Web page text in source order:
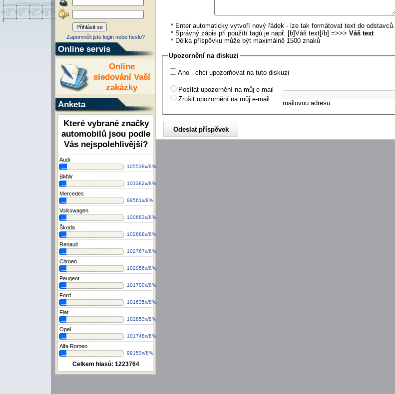
Zapomněli jste login nebo heslo?
Online servis
Online
sledování Vaší
zakázky
Anketa
Které vybrané značky
automobilů jsou podle
Vás nejspolehlivější?
Audi
105538x/9%
BMW
103382x/8%
Mercedes
99561x/8%
Volkswagen
100683x/8%
Škoda
102688x/8%
Renault
102767x/8%
Citroen
102056x/8%
Peugeot
101700x/8%
Ford
101635x/8%
Fiat
102853x/8%
Opel
101748x/8%
Alfa Romeo
99153x/8%
Celkem hlasů: 1223764
* Enter automaticky vytvoří nový řádek - lze tak formátovat text do odstavců.
* Správný zápis při použítí tagů je např. [b]Váš text[/b] =>>> Váš text
* Délka příspěvku může být maximálně 1500 znaků
Upozornění na diskuzi
Ano - chci upozorňovat na tuto diskuzi
Posílat upozornění na můj e-mail
Zrušit upozornění na můj e-mail
mailovou adresu